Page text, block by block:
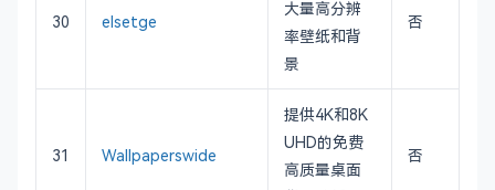
30 elsetge
大量高分辨
率壁纸和背
景
否
31 Wallpaperswide
提供4K和8K
UHD的免费
高质量桌面
否